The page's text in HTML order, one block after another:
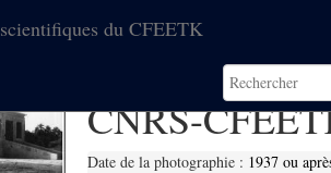
du CFEETK
CNRS-
Date de la photographie : 1937 ou